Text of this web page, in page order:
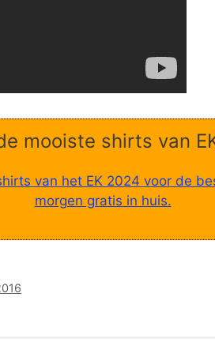
mooiste shirts van
van het EK 2024 voor de
morgen gratis in huis.